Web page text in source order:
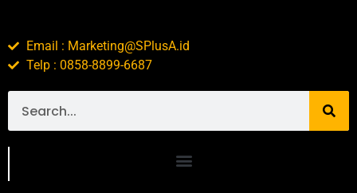
Email : Marketing@SPlusA.id
Telp : 0858-8899-6687